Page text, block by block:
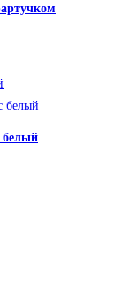
белый